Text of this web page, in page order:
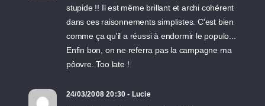
stupide !! Il est même brillant et archi cohérent
dans ces raisonnements simplistes. C'est bien
comme ça qu'il a réussi à endormir le populo...
Enfin bon, on ne referra pas la campagne ma
pôovre. Too late !
24/03/2008 20:30 - Lucie